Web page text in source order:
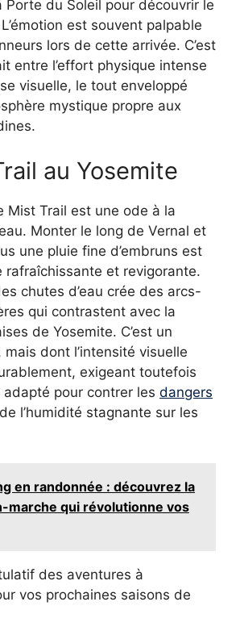
Porte du Soleil pour découvrir le
est souvent palpable
lors de cette arrivée. C’est
entre l’effort physique intense
visuelle, le tout enveloppé
mystique propre aux
au Yosemite
Mist Trail est une ode à la
Monter le long de Vernal et
une pluie fine d’embruns est
rafraîchissante et revigorante.
chutes d’eau crée des arcs-
qui contrastent avec la
de Yosemite. C’est un
dont l’intensité visuelle
exigeant toutefois
pour contrer les dangers
l’humidité stagnante sur les
en randonnée : découvrez la
marche qui révolutionne vos
des aventures à
vos prochaines saisons de